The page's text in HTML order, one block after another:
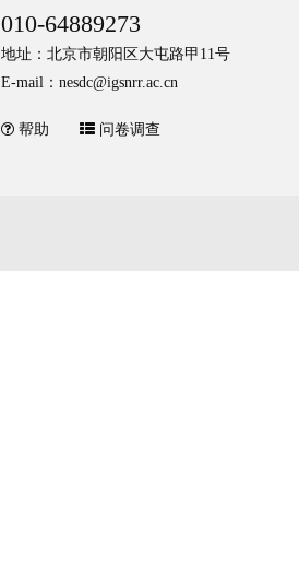
010-64889273
地址：北京市朝阳区大屯路甲11号
E-mail：nesdc@igsnrr.ac.cn
帮助 问卷调查